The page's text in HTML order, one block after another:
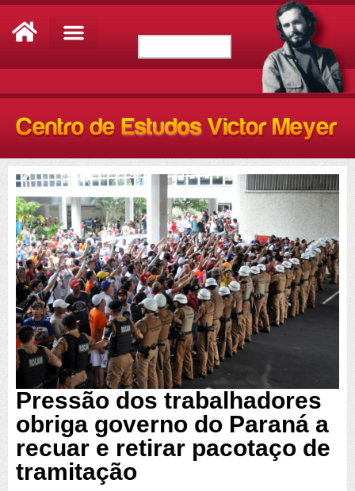
Pressão dos trabalhadores
obriga governo do Paraná a
recuar e retirar pacotaço de
tramitação